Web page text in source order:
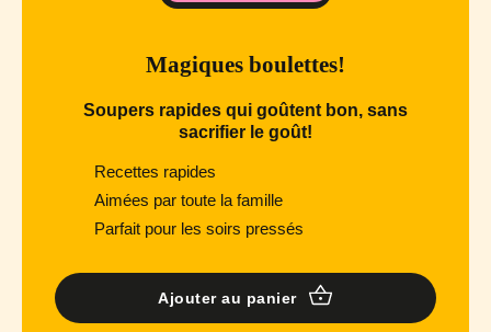
Magiques boulettes!
Soupers rapides qui goûtent bon, sans
sacrifier le goût!
Recettes rapides
Aimées par toute la famille
Parfait pour les soirs pressés
Ajouter au panier